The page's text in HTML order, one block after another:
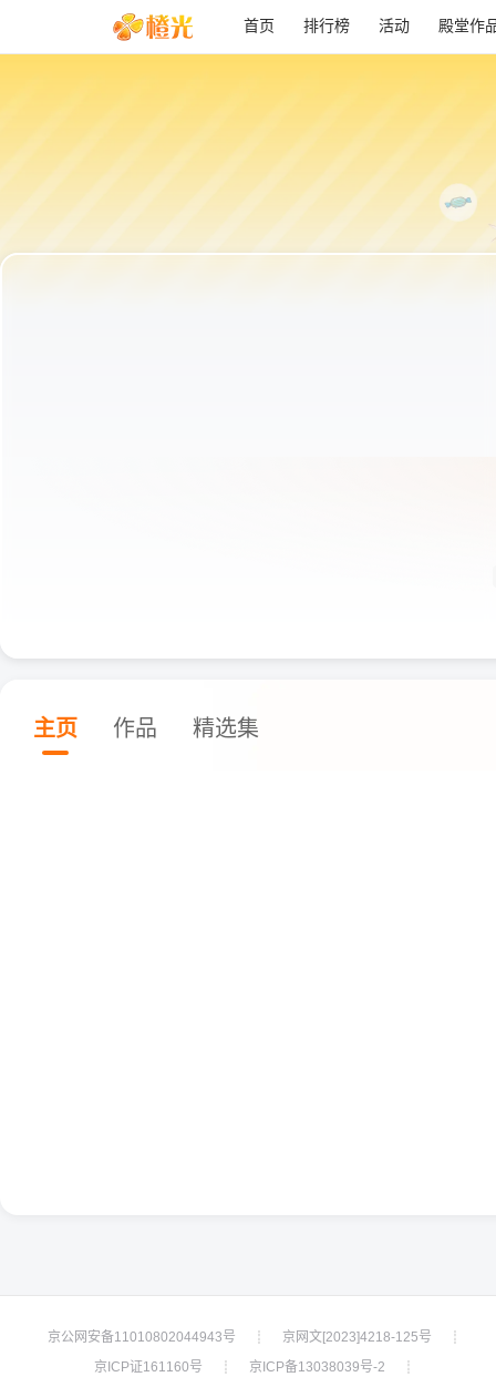
首页 排行榜 活动 殿堂作
主页 作品 精选集
京公网安备11010802044943号 ┊ 京网文[2023]4218-125号
┊
京ICP证161160号
┊ 京ICP备13038039号-2
┊